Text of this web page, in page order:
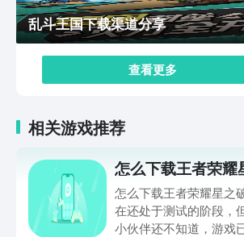
乱斗王国下载渠道分享
查看更多
相关游戏推荐
怎么下载王者荣耀
怎么下载王者荣耀星之
在还处于测试的阶段，
小伙伴还不知道，游戏